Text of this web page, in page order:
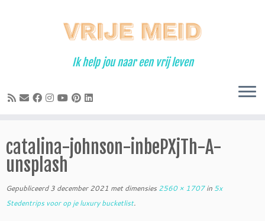
Ik help jou naar een vrij leven
catalina-johnson-inbePXjTh-A-
unsplash
Gepubliceerd 3 december 2021 met dimensies 2560 × 1707in 5x
Stedentrips voor op je luxury bucketlist.